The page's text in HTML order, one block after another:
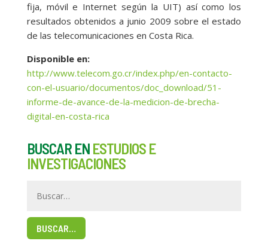
fija, móvil e Internet según la UIT) así como los
resultados obtenidos a junio 2009 sobre el estado
de las telecomunicaciones en Costa Rica.
Disponible en:
http://www.telecom.go.cr/index.php/en-contacto-
con-el-usuario/documentos/doc_download/51-
informe-de-avance-de-la-medicion-de-brecha-
digital-en-costa-rica
BUSCAR EN ESTUDIOS E
INVESTIGACIONES
BUSCAR…